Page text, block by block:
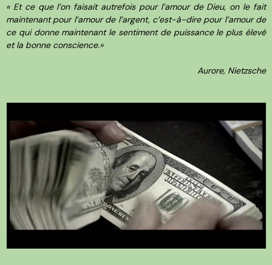
« Et ce que l’on faisait autrefois pour l’amour de Dieu, on le fait
maintenant pour l’amour de l’argent, c’est-à-dire pour l’amour de
ce qui donne maintenant le sentiment de puissance le plus élevé
et la bonne conscience.»
Aurore, Nietzsche